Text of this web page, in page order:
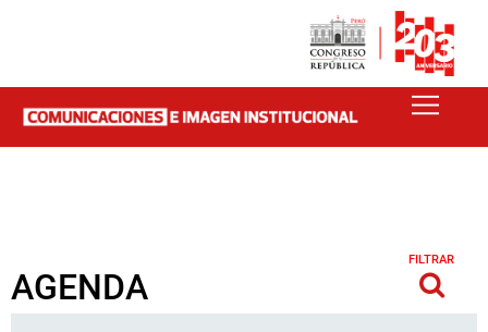
AGENDA
FILTRAR